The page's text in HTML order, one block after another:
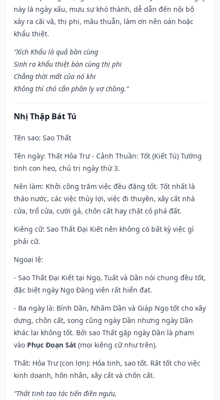
này là ngày xấu, mưu sự khó thành, dễ dẫn đến nội bộ
xảy ra cãi vã, thị phi, mâu thuẫn, làm ơn nên oán hoặc
khẩu thiệt.
“Xích Khẩu là quả bần cùng
Sinh ra khẩu thiệt bàn cùng thị phi
Chẳng thời mất của nó khi
Không thì chó cắn phân ly vợ chồng.”
Nhị Thập Bát Tú
Tên sao: Sao Thất
Tên ngày: Thất Hỏa Trư - Cảnh Thuần: Tốt (Kiết Tú) Tướng
tinh con heo, chủ trị ngày thứ 3.
Nên làm: Khởi công trăm việc đều đặng tốt. Tốt nhất là
tháo nước, các việc thủy lợi, việc đi thuyền, xây cất nhà
cửa, trổ cửa, cưới gả, chôn cất hay chặt cỏ phá đất.
Kiêng cữ: Sao Thất Đại Kiết nên không có bất kỳ việc gì
phải cữ.
Ngoại lệ:
- Sao Thất Đại Kiết tại Ngọ, Tuất và Dần nói chung đều tốt,
đặc biệt ngày Ngọ Đăng viên rất hiển đạt.
- Ba ngày là: Bính Dần, Nhâm Dần và Giáp Ngọ tốt cho xây
dựng, chôn cất, song cũng ngày Dần nhưng ngày Dần
khác lại không tốt. Bởi sao Thất gặp ngày Dần là phạm
vào Phục Đoạn Sát (mọi kiêng cữ như trên).
Thất: Hỏa Trư (con lợn): Hỏa tinh, sao tốt. Rất tốt cho việc
kinh doanh, hôn nhân, xây cất và chôn cất.
“Thất tinh tạo tác tiến điền ngưu,